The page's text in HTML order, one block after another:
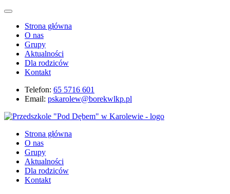
Strona główna
O nas
Grupy
Aktualności
Dla rodziców
Kontakt
Telefon: 65 5716 601
Email: pskarolew@borekwlkp.pl
Strona główna
O nas
Grupy
Aktualności
Dla rodziców
Kontakt